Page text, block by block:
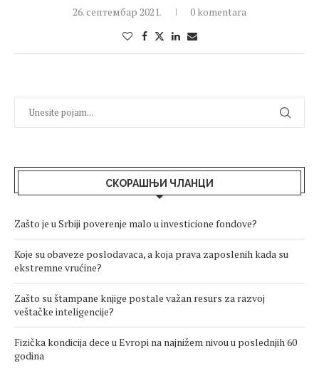
26. септембар 2021. 0 komentara
СКОРАШЊИ ЧЛАНЦИ
Zašto je u Srbiji poverenje malo u investicione fondove?
Koje su obaveze poslodavaca, a koja prava zaposlenih kada su
ekstremne vrućine?
Zašto su štampane knjige postale važan resurs za razvoj
veštačke inteligencije?
Fizička kondicija dece u Evropi na najnižem nivou u poslednjih 60
godina